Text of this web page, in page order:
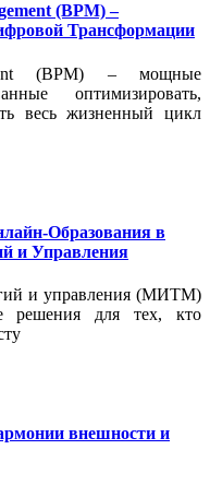
(BPM) –
Трансформации
(BPM) – мощные
оптимизировать,
весь жизненный цикл
Образования в
и Управления
и управления (МИТМ)
решения для тех, кто
внешности и